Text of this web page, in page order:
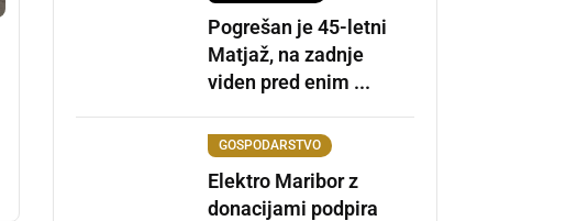
Pogrešan je 45-letni
Matjaž, na zadnje
viden pred enim ...
GOSPODARSTVO
Elektro Maribor z
donacijami podpira